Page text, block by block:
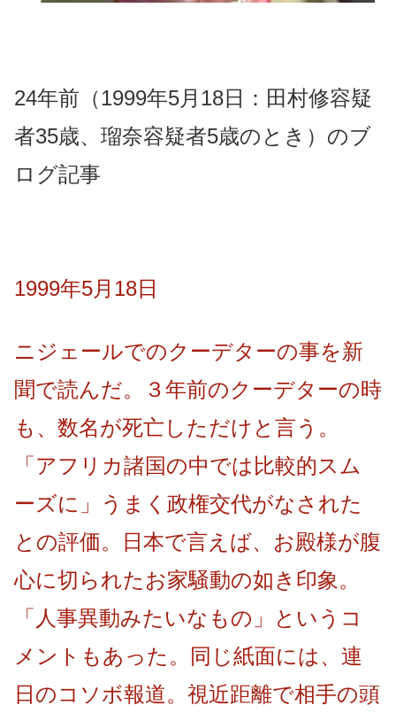
24年前（1999年5月18日：田村修容疑
者35歳、瑠奈容疑者5歳のとき）のブ
ログ記事
1999年5月18日
ニジェールでのクーデターの事を新
聞で読んだ。３年前のクーデターの時
も、数名が死亡しただけと言う。
「アフリカ諸国の中では比較的スム
ーズに」うまく政権交代がなされた
との評価。日本で言えば、お殿様が腹
心に切られたお家騒動の如き印象。
「人事異動みたいなもの」というコ
メントもあった。同じ紙面には、連
日のコソボ報道。視近距離で相手の頭